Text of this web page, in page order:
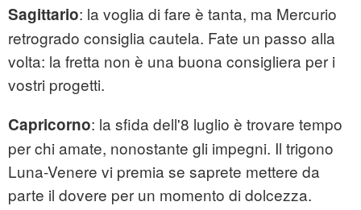
Sagittario: la voglia di fare è tanta, ma Mercurio
retrogrado consiglia cautela. Fate un passo alla
volta: la fretta non è una buona consigliera per i
vostri progetti.
Capricorno: la sfida dell'8 luglio è trovare tempo
per chi amate, nonostante gli impegni. Il trigono
Luna-Venere vi premia se saprete mettere da
parte il dovere per un momento di dolcezza.